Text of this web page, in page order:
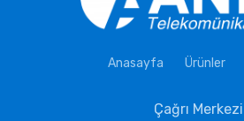
Anasayfa Ürünler
Çağrı Merkezi